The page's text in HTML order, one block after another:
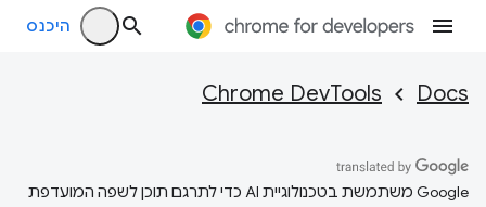
היכנס
Docs
Chrome DevTools
‫Google משתמשת בטכנולוגיית AI כדי לתרגם תוכן לשפה המועדפת